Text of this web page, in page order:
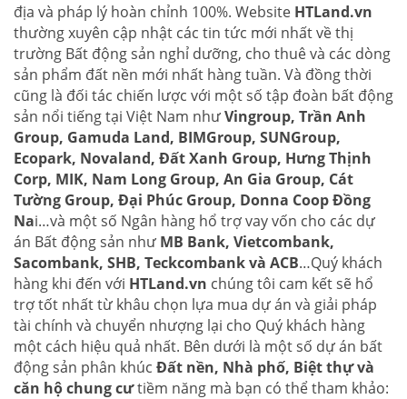
địa và pháp lý hoàn chỉnh 100%. Website HTLand.vn
thường xuyên cập nhật các tin tức mới nhất về thị
trường Bất động sản nghỉ dưỡng, cho thuê và các dòng
sản phẩm đất nền mới nhất hàng tuần. Và đồng thời
cũng là đối tác chiến lược với một số tập đoàn bất động
sản nổi tiếng tại Việt Nam nhưVingroup, Trần Anh
Group, Gamuda Land, BIMGroup, SUNGroup,
Ecopark, Novaland, Đất Xanh Group, Hưng Thịnh
Corp, MIK, Nam Long Group, An Gia Group, Cát
Tường Group, Đại Phúc Group, Donna Coop Đồng
Nai…và một số Ngân hàng hổ trợ vay vốn cho các dự
án Bất động sản như MB Bank, Vietcombank,
Sacombank, SHB, Teckcombank và ACB…Quý khách
hàng khi đến với HTLand.vn chúng tôi cam kết sẽ hổ
trợ tốt nhất từ khâu chọn lựa mua dự án và giải pháp
tài chính và chuyển nhượng lại cho Quý khách hàng
một cách hiệu quả nhất. Bên dưới là một số dự án bất
động sản phân khúc Đất nền, Nhà phố, Biệt thự và
căn hộ chung cưtiềm năng mà bạn có thể tham khảo: